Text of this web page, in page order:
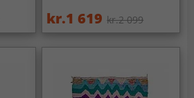
kr.1 619 kr.2 099